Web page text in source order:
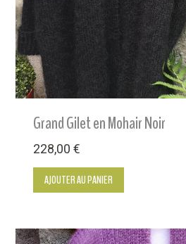
Grand Gilet en Mohair Noir
228,00€
AJOUTER AU PANIER